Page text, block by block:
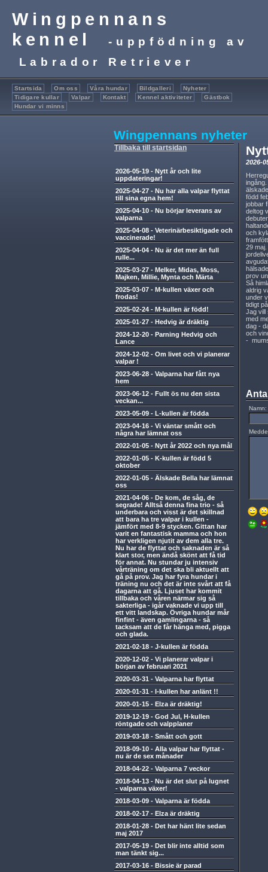
Wingpennans
kennel-uppfödning av
Labrador Retriever
Startsida Om oss Våra hundar Bildgalleri
Nyheter
Tidigare kullar
Valpar Kontakt Kennel aktiviteter
Gästbok
Hundar vi minns
Wingpennans nyheter
Tillbaka till startsidan
2026-05-19 - Nytt år och lite
uppdateringar!
2025-04-27 - Nu har alla valpar flyttat
till sina egna hem!
2025-04-10 - Nu börjar leverans av
valparna
2025-04-08 - Veterinärbesiktigade och
vaccinerade!
2025-04-04 - Nu är det mer än full
rulle...
2025-03-27 - Melker, Midas, Moss,
Majken, Millie, Mynta och Märta
2025-03-07 - M-kullen växer och
frodas!
2025-02-24 - M-kullen är född!
2025-01-27 - Hedvig är dräktig
2024-12-20 - Parning Hedvig och
Lance
2024-12-02 - Om livet och vi planerar
valpar !
2023-06-28 - Valparna har fått nya
hem
2023-06-12 - Fullt ös nu den sista
veckan...
2023-05-09 - L-kullen är födda
2023-04-16 - Vi väntar smått och
några har lämnat oss
2022-01-05 - Nytt år 2022 och nya mål
2022-01-05 - K-kullen är född 5
oktober
2022-01-05 - Älskade Bella har lämnat
oss
2021-04-06 - De kom, de såg, de
segrade! Alltså denna fina trio - så
underbara och visst är det skillnad
att bara ha tre valpar i kullen -
jämfört med 8-9 stycken. Gittan har
varit en fantastisk mamma och hon
har verkligen njutit av dem alla tre.
Nu har de flyttat och saknaden är så
klart stor, men ändå skönt att få tid
för annat. Nu stundar ju intensiv
vårträning om det ska bli aktuellt att
gå på prov. Jag har fyra hundar i
träning nu och det är inte svårt att få
dagarna att gå. Ljuset har kommit
tillbaka och våren närmar sig så
sakterliga - igår vaknade vi upp till
ett vitt landskap. Övriga hundar mår
finfint - även gamlingarna - så
tacksam att de får hänga med, pigga
och glada.
2021-02-18 - J-kullen är födda
2020-12-02 - Vi planerar valpar i
början av februari 2021
2020-03-31 - Valparna har flyttat
2020-01-31 - I-kullen har anlänt !!
2020-01-15 - Elza är dräktig!
2019-12-19 - God Jul, H-kullen
röntgade och valpplaner
2019-03-18 - Smått och gott
2018-09-10 - Alla valpar har flyttat -
nu är de sex månader
2018-04-22 - Valparna 7 veckor
2018-04-13 - Nu är det slut på lugnet
- valparna växer!
2018-03-09 - Valparna är födda
2018-02-17 - Elza är dräktig
2018-01-28 - Det har hänt lite sedan
maj 2017
2017-05-19 - Det blir inte alltid som
man tänkt sig...
2017-03-16 - Bissie är parad
2026-
född
jobbar
deltog
och
29
prov
Så
aldrig
under
tidigt
Jag vill
med
dag -
och
-
Namn: